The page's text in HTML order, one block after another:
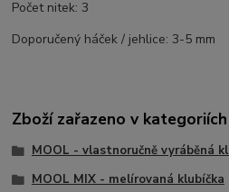
Počet nitek: 3
Doporučený háček / jehlice: 3-5 mm
Zboží zařazeno v kategoriích
MOOL - vlastnoručně vyráběná
MOOL MIX - melírovaná klubíčka